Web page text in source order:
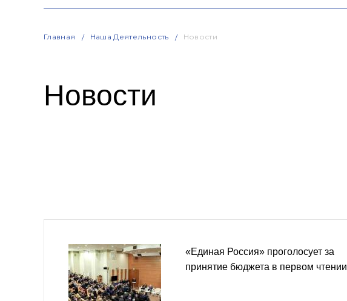
Главная Наша Деятельность Новости
Новости
«Единая Россия» проголосует за
принятие бюджета в первом чтении